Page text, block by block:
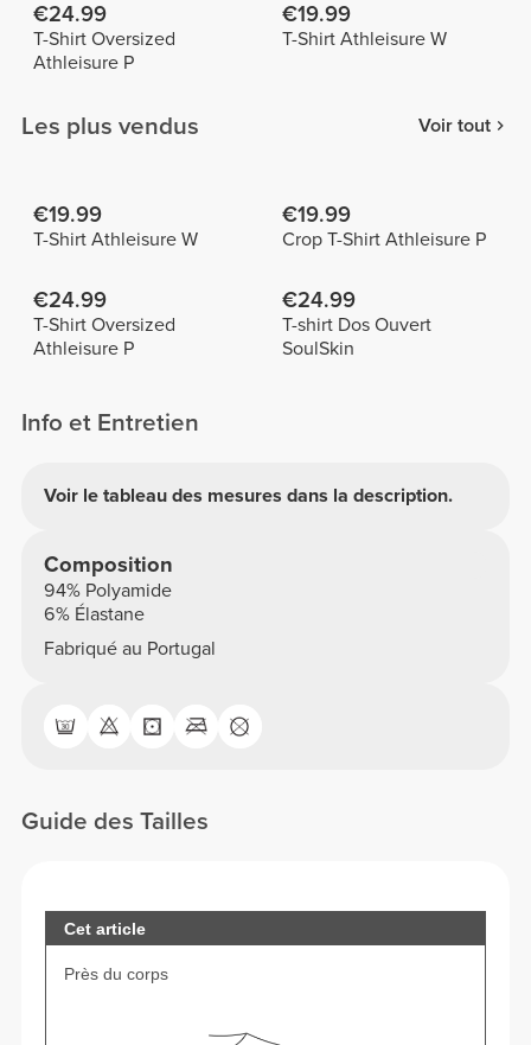
€24.99
T-Shirt Oversized
Athleisure P
€19.99
T-Shirt Athleisure W
Les plus vendus Voir tout
€19.99
T-Shirt Athleisure W
€19.99
Crop T-Shirt Athleisure P
€24.99
T-Shirt Oversized
Athleisure P
€24.99
T-shirt Dos Ouvert
SoulSkin
Info et Entretien
Voir le tableau des mesures dans la description.
Composition
94% Polyamide
6% Élastane
Fabriqué au Portugal
Guide des Tailles
Cet article
Près du corps